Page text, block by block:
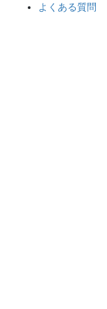
よくある質問